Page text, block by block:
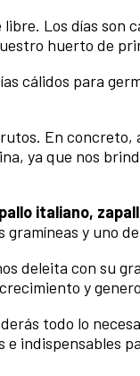
Los días son
huerto de
cálidos para
En concreto,
ya que nos
italiano,
y uno
deleita con su
y
todo lo
indispensables